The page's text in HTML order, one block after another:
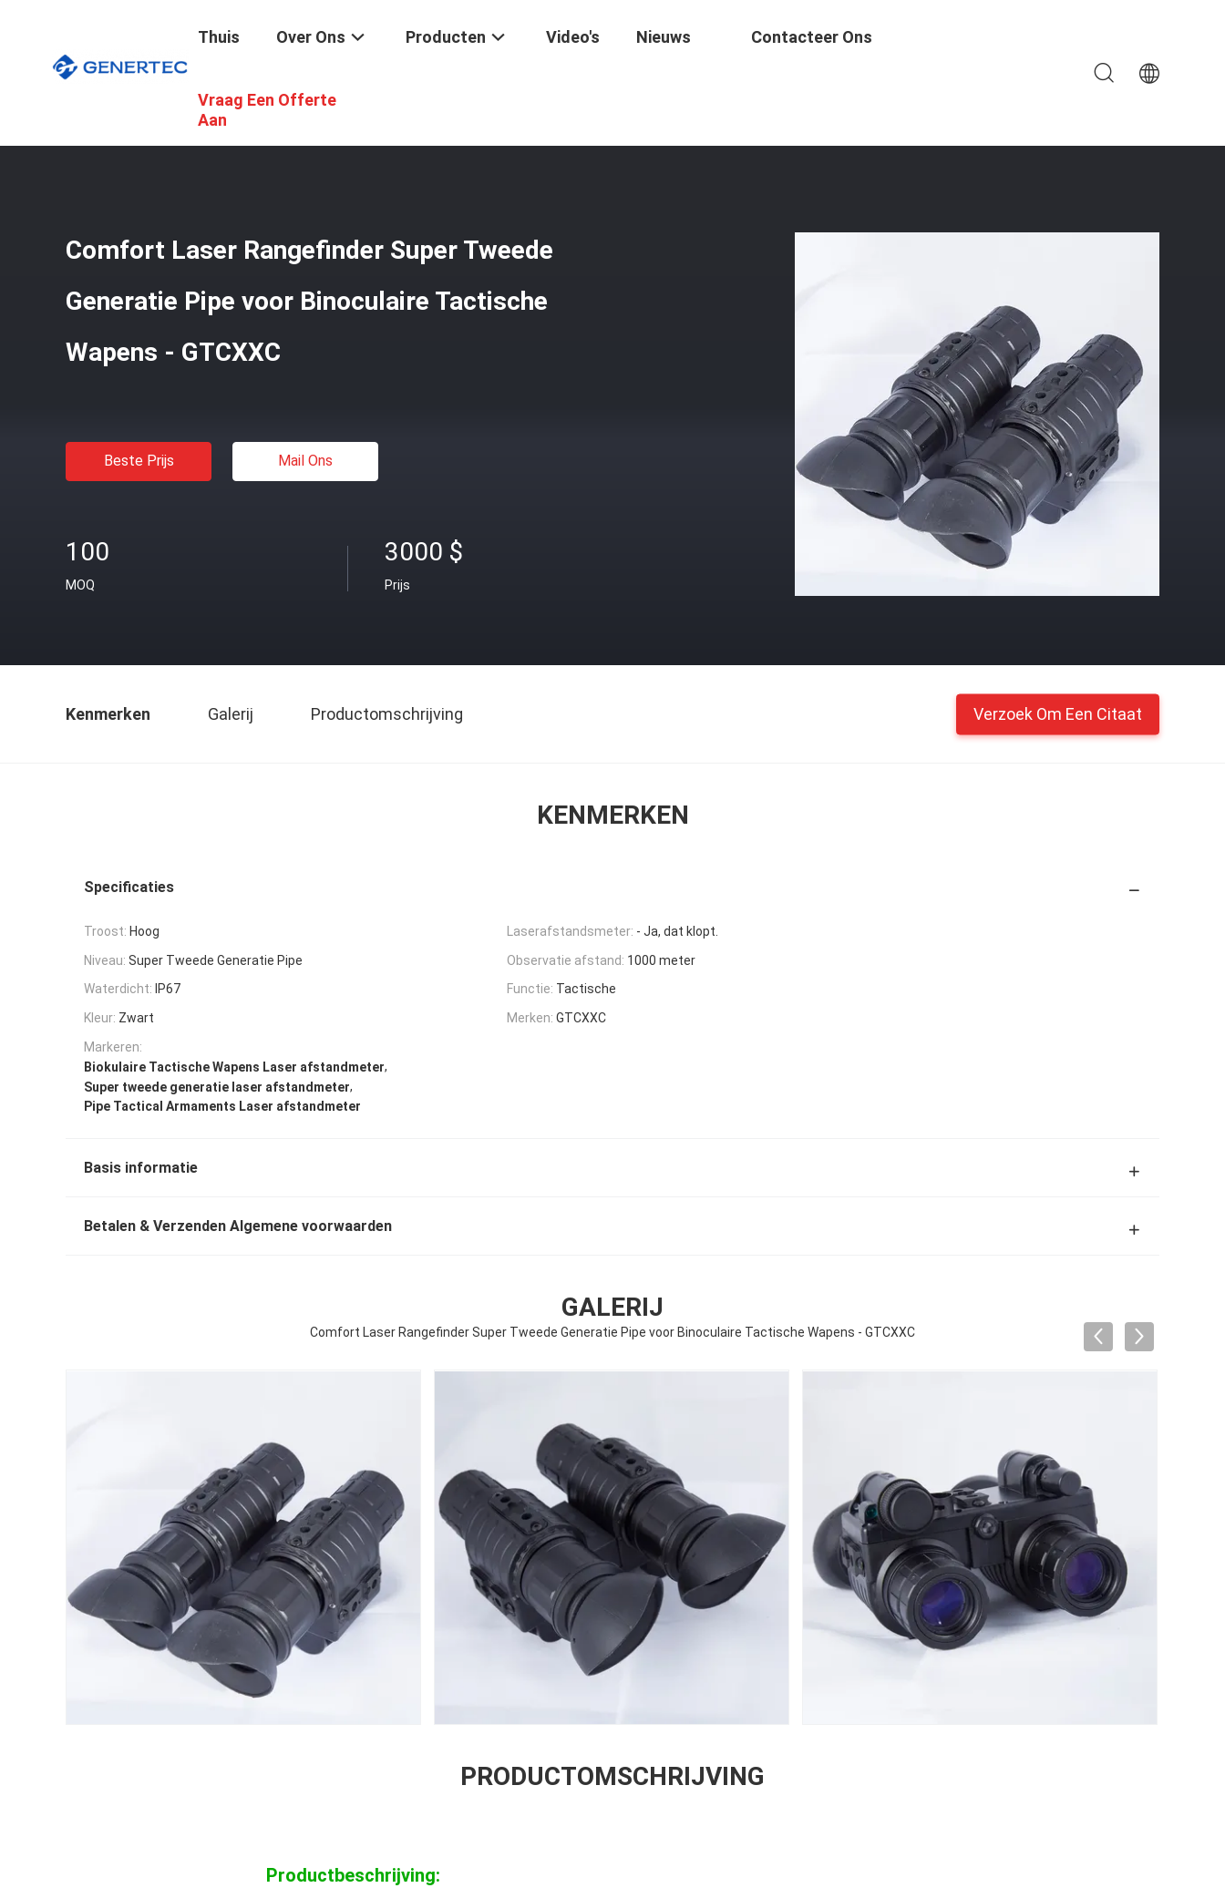
Thuis Over Ons Producten Video's Nieuws Contacteer Ons
Vraag Een Offerte
Aan
Tactische Militaire Uitrusting
Comfort Laser Rangefinder Super Tweede
Generatie Pipe voor Binoculaire Tactische
Wapens - GTCXXC
Beste Prijs Mail Ons
100
MOQ
3000 $
Prijs
Kenmerken Galerij Productomschrijving Verzoek Om Een Citaat
KENMERKEN
Specificaties
Troost: Hoog Laserafstandsmeter: - Ja, dat klopt.
Niveau: Super Tweede Generatie Pipe Observatie afstand: 1000 meter
Waterdicht: IP67 Functie: Tactische
Kleur: Zwart Merken: GTCXXC
Markeren:
Biokulaire Tactische Wapens Laser afstandmeter,
Super tweede generatie laser afstandmeter,
Pipe Tactical Armaments Laser afstandmeter
Basis informatie
Betalen & Verzenden Algemene voorwaarden
GALERIJ
Comfort Laser Rangefinder Super Tweede Generatie Pipe voor Binoculaire Tactische Wapens - GTCXXC
PRODUCTOMSCHRIJVING
Productbeschrijving: